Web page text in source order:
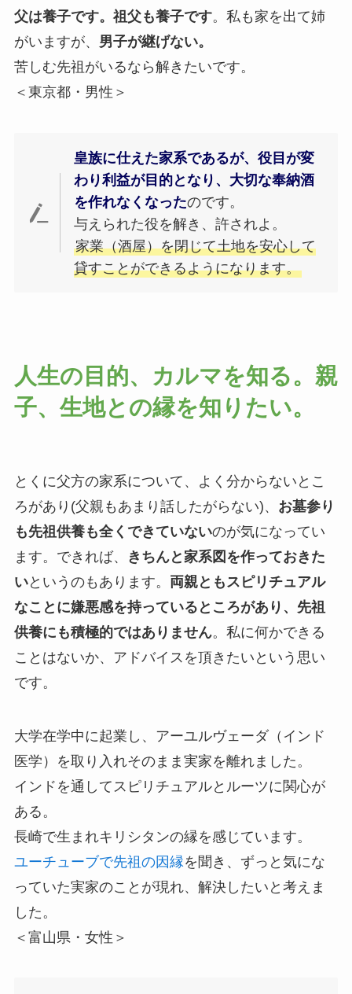
父は養子です。祖父も養子です。私も家を出て姉
がいますが、 男子が継げない。
苦しむ先祖がいるなら解きたいです。
＜東京都・男性＞
皇族に仕えた家系であるが、役目が変
わり利益が目的となり、大切な奉納酒
を作れなくなったのです。
与えられた役を解き、許されよ。
家業（酒屋）を閉じて土地を安心して
貸すことができるようになります。
人生の目的、カルマを知る。親
子、生地との縁を知りたい。
とくに父方の家系について、よく分からないとこ
ろがあり(父親もあまり話したがらない)、 お墓参り
も先祖供養も全くできていないのが気になってい
ます。できれば、
きちんと家系図を作っておきた
いというのもあります。 両親ともスピリチュアル
なことに嫌悪感を持っているところがあり、先祖
供養にも積極的ではありません。私に何かできる
ことはないか、アドバイスを頂きたいという思い
です。
大学在学中に起業し、アーユルヴェーダ（インド
医学）を取り入れそのまま実家を離れました。
インドを通してスピリチュアルとルーツに関心が
ある。
長崎で生まれキリシタンの縁を感じています。
ユーチューブで先祖の因縁を聞き、ずっと気にな
っていた実家のことが現れ、解決したいと考えま
した。
＜富山県・女性＞